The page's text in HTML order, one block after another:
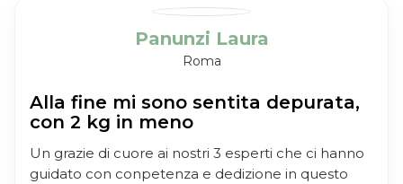
Panunzi Laura
Roma
Alla fine mi sono sentita depurata,
con 2 kg in meno
Un grazie di cuore ai nostri 3 esperti che ci hanno
guidato con conpetenza e dedizione in questo